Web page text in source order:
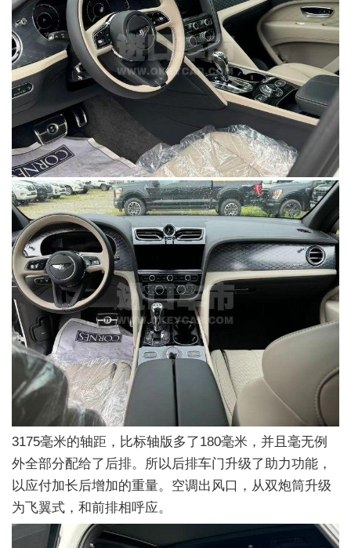
3175毫米的轴距，比标轴版多了180毫米，并且毫无例
外全部分配给了后排。所以后排车门升级了助力功能，
以应付加长后增加的重量。空调出风口，从双炮筒升级
为飞翼式，和前排相呼应。